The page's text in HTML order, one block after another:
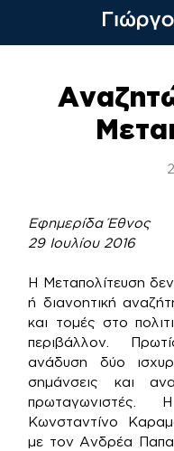
Εφημερίδα Έθνος
29 Ιουλίου 2016
Η Μεταπολίτευση
ή διανοητική
και τομές στο
περιβάλλον.
ανάδυση δύο
σημάνσεις και
Κωνσταντίνο
με τον Ανδρέα